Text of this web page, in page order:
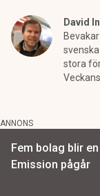
David
stora
ANNONS
Fem bolag blir
Emission pågår